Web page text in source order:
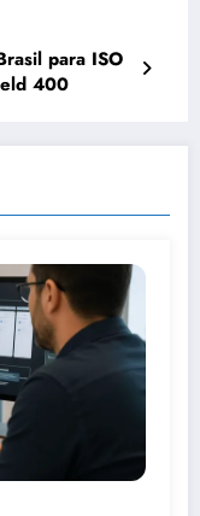
para ISO
400